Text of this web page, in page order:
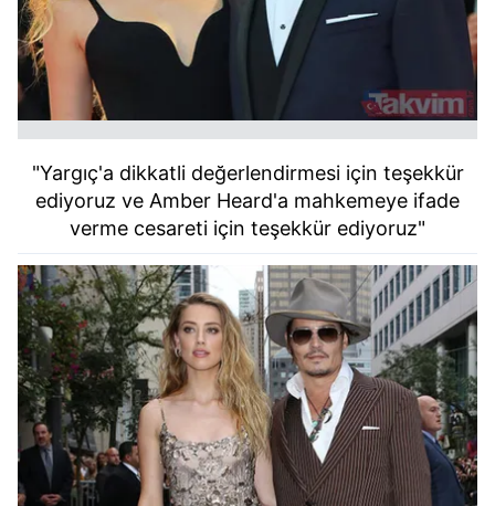
hazırlanmış Aydınlatma Metnimizi okumak ve sitemizde
ilgili mevzuata uygun olarak kullanılan çerezlerle ilgili bilgi
almak için lütfen
tıklayınız
"Yargıç'a dikkatli değerlendirmesi için teşekkür
ediyoruz ve Amber Heard'a mahkemeye ifade
verme cesareti için teşekkür ediyoruz"